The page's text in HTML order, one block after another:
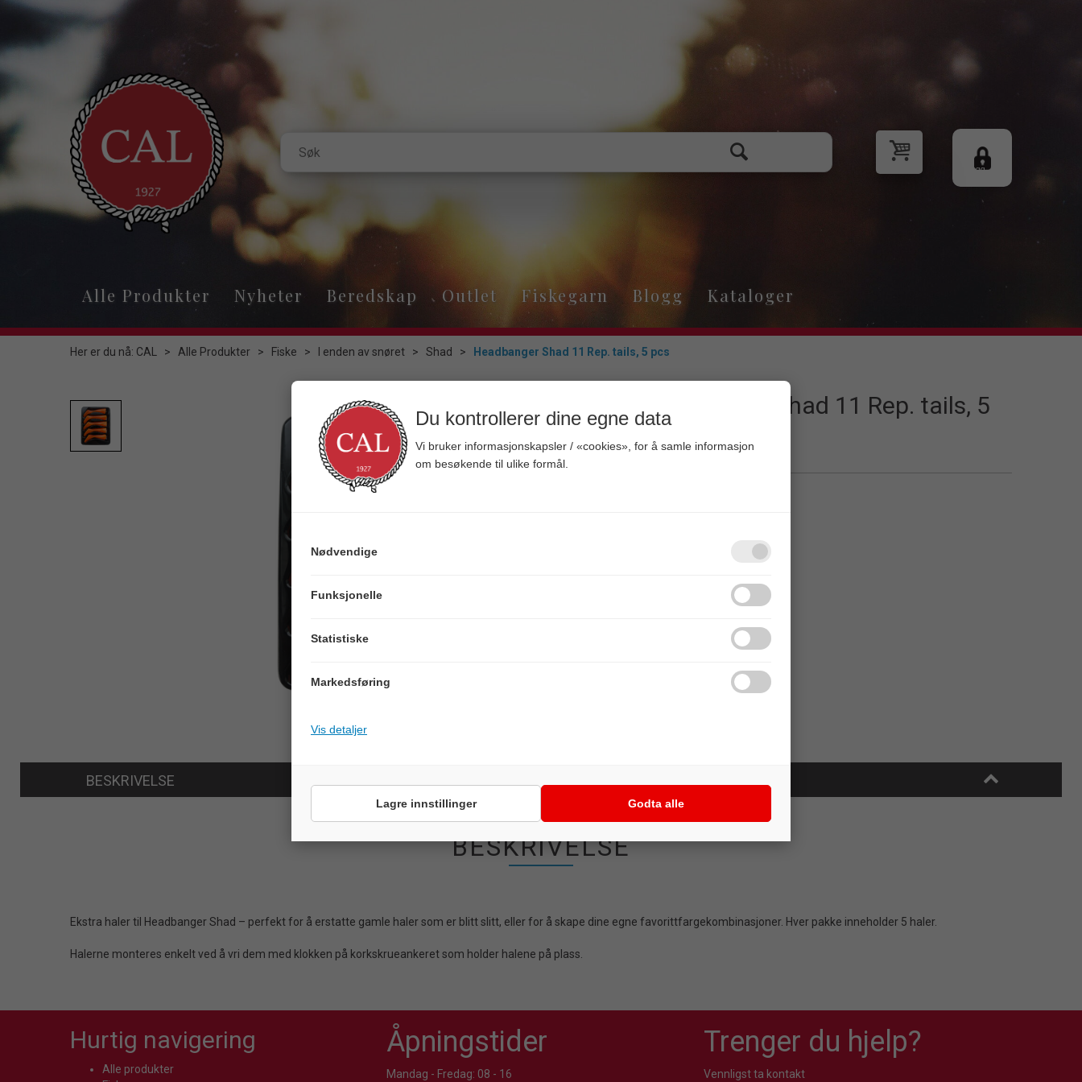
Logg
Alle Produkter Nyheter Beredskap Outlet Fiskegarn Blogg Kataloger
Her er du nå: CAL > Alle Produkter > Fiske > I enden av snøret > Shad > Headbanger Shad 11 Rep. tails, 5 pcs
Headbanger Shad 11 Rep. tails, 5
pcs
Orange
BESKRIVELSE
BESKRIVELSE
Ekstra haler til Headbanger Shad – perfekt for å erstatte gamle haler som er blitt slitt, eller for å skape dine egne favorittfargekombinasjoner. Hver pakke inneholder 5 haler.
Halerne monteres enkelt ved å vri dem med klokken på korkskrueankeret som holder halene på plass.
Hurtig navigering
Alle produkter
Åpningstider
Mandag - Fredag: 08 - 16
Trenger du hjelp?
Vennligst ta kontakt
Du kontrollerer dine egne data
Vi bruker informasjonskapsler / «cookies», for å samle informasjon
om besøkende til ulike formål.
Nødvendige
Funksjonelle
Statistiske
Markedsføring
Vis detaljer
Lagre innstillinger Godta alle